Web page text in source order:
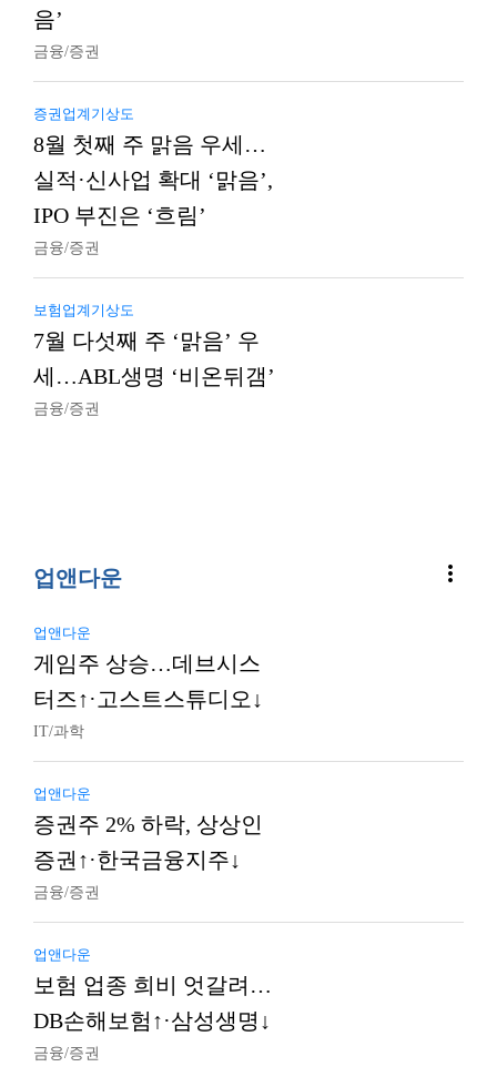
음’
금융/증권
증권업계기상도
8월 첫째 주 맑음 우세…
실적·신사업 확대 ‘맑음’,
IPO 부진은 ‘흐림’
금융/증권
보험업계기상도
7월 다섯째 주 ‘맑음’ 우
세…ABL생명 ‘비온뒤갬’
금융/증권
업앤다운 more_vert
업앤다운
게임주 상승…데브시스
터즈↑·고스트스튜디오↓
IT/과학
업앤다운
증권주 2% 하락, 상상인
증권↑·한국금융지주↓
금융/증권
업앤다운
보험 업종 희비 엇갈려…
DB손해보험↑·삼성생명↓
금융/증권